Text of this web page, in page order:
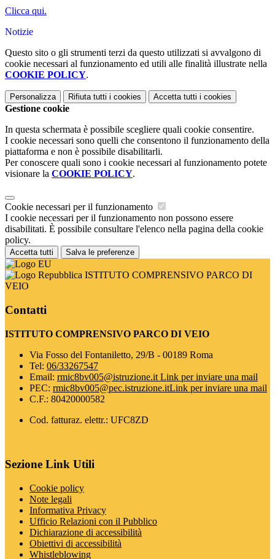
Clicca qui.
Notizie
Questo sito o gli strumenti terzi da questo utilizzati si avvalgono di
cookie necessari al funzionamento ed utili alle finalità illustrate nella
COOKIE POLICY.
Personalizza Rifiuta tutti i cookies Accetta tutti i cookies
Gestione cookie
In questa schermata è possibile scegliere quali cookie consentire.
I cookie necessari sono quelli che consentono il funzionamento della
piattaforma e non è possibile disabilitarli.
Per conoscere quali sono i cookie necessari al funzionamento potete
visionare la COOKIE POLICY.
Cookie necessari per il funzionamento
I cookie necessari per il funzionamento non possono essere
disabilitati. È possibile consultare l'elenco nella pagina della cookie
policy.
Accetta tutti Salva le preferenze
ISTITUTO COMPRENSIVO PARCO DI
VEIO
Contatti
ISTITUTO COMPRENSIVO PARCO DI VEIO
Via Fosso del Fontaniletto, 29/B - 00189 Roma
Tel: 06/33267547
Email: rmic8bv005@istruzione.it Link per inviare una mail
PEC: rmic8bv005@pec.istruzione.itLink per inviare una mail
C.F.: 80420000582
Cod. fatturaz. elettr.: UFC8ZD
Sezione Link Utili
Cookie policy
Note legali
Informativa Privacy
Ufficio Relazioni con il Pubblico
Dichiarazione di accessibilità
Obiettivi di accessibilità
Whistleblowing